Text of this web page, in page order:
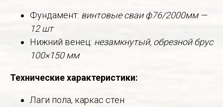
Фундамент: винтовые сваи ф76/2000мм —
12 шт
Нижний венец: незамкнутый, обрезной брус
100×150 мм
Технические характеристики:
Лаги пола, каркас стен